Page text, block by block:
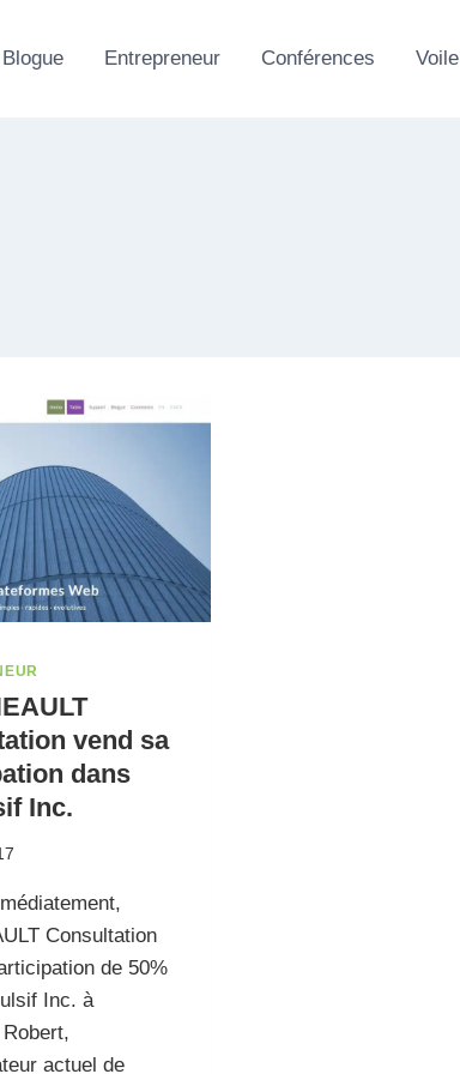
Blogue Entrepreneur Conférences Voile
vend sa
dans
Inc.
Consultation
de 50%
Inc. à
actuel de